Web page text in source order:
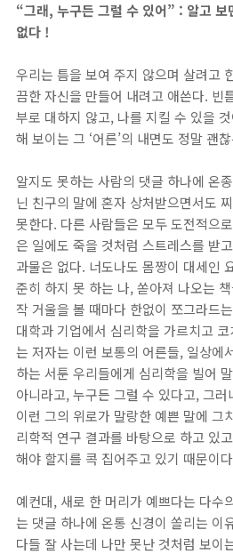
“그래, 누구든 그럴 수 있어” : 알고
없다 !
우리는 틈을 보여 주지 않으며 살려고
끔한 자신을 만들어 내려고 애쓴다. 빈
부로 대하지 않고, 나를 지킬 수 있을
해 보이는 그 ‘어른’의 내면도 정말 괜
알지도 못하는 사람의 댓글 하나에 온
닌 친구의 말에 혼자 상처받으면서도
못한다. 다른 사람들은 모두 도전적으
은 일에도 죽을 것처럼 스트레스를 받
과물은 없다. 너도나도 몸짱이 대세인
준히 하지 못 하는 나, 쏟아져 나오는
작 거울을 볼 때마다 한없이 쪼그라드
대학과 기업에서 심리학을 가르치고
는 저자는 이런 보통의 어른들, 일상에
하는 서툰 우리들에게 심리학을 빌어
아니라고, 누구든 그럴 수 있다고, 그
이런 그의 위로가 말랑한 예쁜 말에 그
리학적 연구 결과를 바탕으로 하고 있
해야 할지를 콕 집어주고 있기 때문이
예컨대, 새로 한 머리가 예쁘다는 다수
는 댓글 하나에 온통 신경이 쏠리는 이
다들 잘 사는데 나만 못난 것처럼 보이